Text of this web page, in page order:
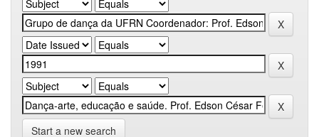
Start a new search